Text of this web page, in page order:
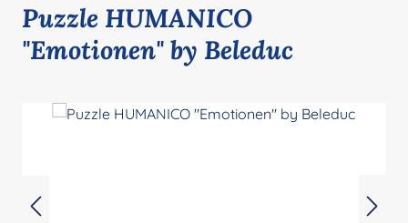
Puzzle HUMANICO
"Emotionen" by Beleduc